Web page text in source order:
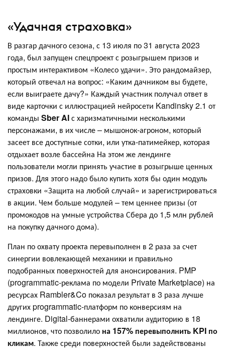
«Удачная страховка»
В разгар дачного сезона, с 13 июля по 31 августа 2023
года, был запущен спецпроект с розыгрышем призов и
простым интерактивом «Колесо удачи». Это рандомайзер,
который отвечал на вопрос: «Каким дачником вы будете,
если выиграете дачу?» Каждый участник получал ответ в
виде карточки с иллюстрацией нейросети Kandinsky 2.1 от
команды Sber AIс харизматичными несколькими
персонажами, в их числе – мышонок-агроном, который
засеет все доступные сотки, или утка-патимейкер, которая
отдыхает возле бассейна На этом же лендинге
пользователи могли принять участие в розыгрыше ценных
призов. Для этого надо было купить хотя бы один модуль
страховки «Защита на любой случай» и зарегистрироваться
в акции. Чем больше модулей – тем ценнее призы (от
промокодов на умные устройства Сбера до 1,5 млн рублей
на покупку дачного дома).
План по охвату проекта перевыполнен в 2 раза за счет
синергии вовлекающей механики и правильно
подобранных поверхностей для анонсирования. PMP
(programmatic-реклама по модели Private Marketplace) на
ресурсах Rambler&Co показал результат в 3 раза лучше
других programmatic-платформ по конверсиям на
лендинге. Digital-баннерами охватили аудиторию в 18
миллионов, что позволило на 157% перевыполнить KPI по
кликам. Также среди поверхностей были задействованы